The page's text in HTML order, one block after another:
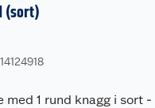
(sort)
med 1 rund knagg i sort -